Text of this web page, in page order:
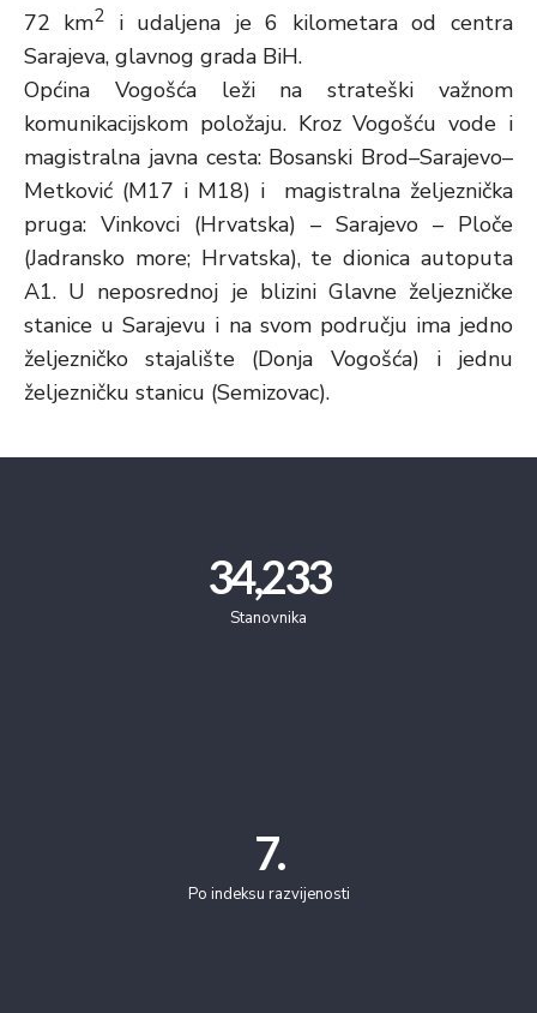
72 km2 i udaljena je 6 kilometara od centra
Sarajeva, glavnog grada BiH.
Općina Vogošća leži na strateški važnom
komunikacijskom položaju. Kroz Vogošću vode i
magistralna javna cesta: Bosanski Brod–Sarajevo–
Metković (M17 i M18) i magistralna željeznička
pruga: Vinkovci (Hrvatska) – Sarajevo – Ploče
(Jadransko more; Hrvatska), te dionica autoputa
A1. U neposrednoj je blizini Glavne željezničke
stanice u Sarajevu i na svom području ima jedno
željezničko stajalište (Donja Vogošća) i jednu
željezničku stanicu (Semizovac).
34,233
Stanovnika
7.
Po indeksu razvijenosti